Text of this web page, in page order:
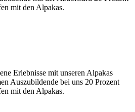
mit den Alpakas.
Erlebnisse mit unseren Alpakas
Auszubildende bei uns 20 Prozent
mit den Alpakas.